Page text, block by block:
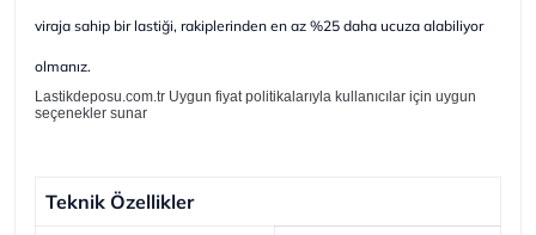
viraja sahip bir lastiği, rakiplerinden en az %25 daha ucuza alabiliyor
olmanız.
Lastikdeposu.com.tr Uygun fiyat politikalarıyla kullanıcılar için uygun
seçenekler sunar
Teknik Özellikler